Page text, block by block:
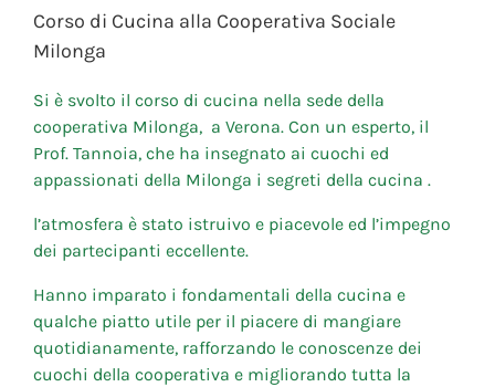
Corso di Cucina alla Cooperativa Sociale
Milonga
Si è svolto il corso di cucina nella sede della
cooperativa Milonga, a Verona. Con un esperto, il
Prof. Tannoia, che ha insegnato ai cuochi ed
appassionati della Milonga i segreti della cucina .
l’atmosfera è stato istruivo e piacevole ed l’impegno
dei partecipanti eccellente.
Hanno imparato i fondamentali della cucina e
qualche piatto utile per il piacere di mangiare
quotidianamente, rafforzando le conoscenze dei
cuochi della cooperativa e migliorando tutta la